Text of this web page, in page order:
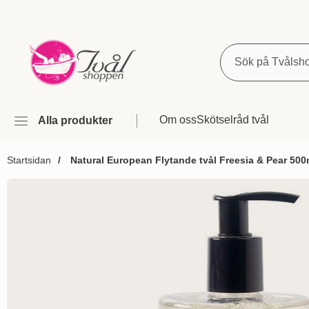
Sök
Alla produkter Om ossSkötselråd tvål
Startsidan Natural European Flytande tvål Freesia & Pear